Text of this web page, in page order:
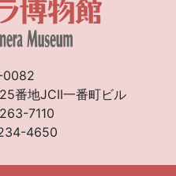
0082
番地JCII一番町ビル
7110
4650